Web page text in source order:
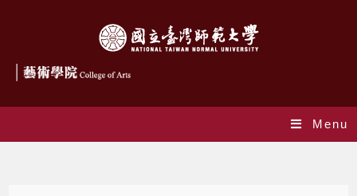
Menu